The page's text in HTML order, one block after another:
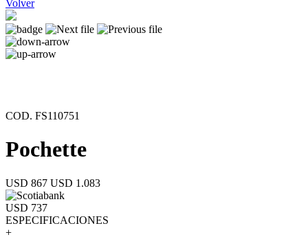
Volver
COD. FS110751
Pochette
USD 867 USD 1.083
USD 737
ESPECIFICACIONES
+